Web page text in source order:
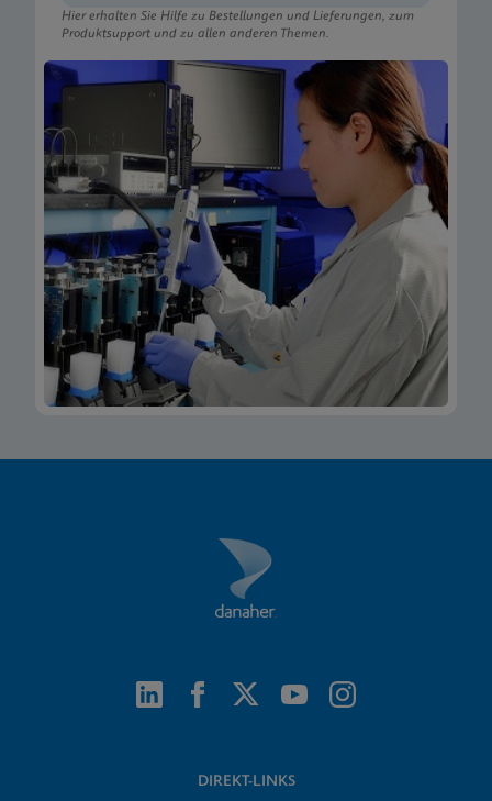
Hier erhalten Sie Hilfe zu Bestellungen und Lieferungen, zum
Produktsupport und zu allen anderen Themen.
DIREKT-LINKS